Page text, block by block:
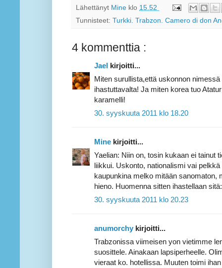
Lähettänyt Mine klo 15.52
Tunnisteet: Turkki. Trabzon. Camero di don
4 kommenttia :
Jael kirjoitti...
Miten surullista,että uskonnon
ihastuttavalta! Ja miten korea tuo
karamelli!
30. syyskuuta 2011 klo 18.20
Mine kirjoitti...
Yaelian: Niin on, tosin kukaan ei tainut
liikkui. Uskonto, nationalismi vai
kaupunkina melko mitään sanomaton,
hieno. Huomenna sitten ihastellaan
30. syyskuuta 2011 klo 20.23
anumorchy kirjoitti...
Trabzonissa viimeisen yon vietimme
suosittele. Ainakaan lapsiperheelle.
vieraat ko. hotellissa. Muuten toimi